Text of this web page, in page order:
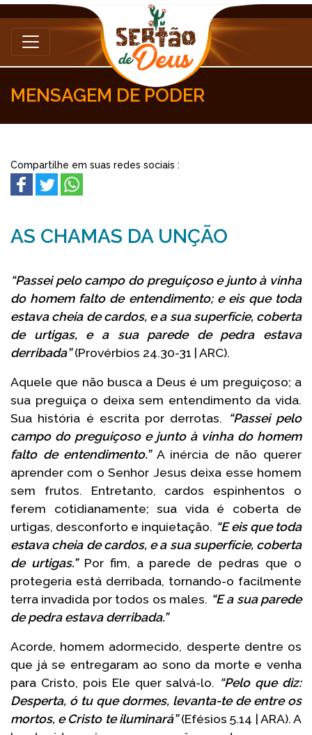
MENSAGEM DE PODER
Compartilhe em suas redes sociais :
AS CHAMAS DA UNÇÃO
“Passei pelo campo do preguiçoso e junto à vinha
do homem falto de entendimento; e eis que toda
estava cheia de cardos, e a sua superfície, coberta
de urtigas, e a sua parede de pedra estava
derribada”(Provérbios 24.30-31 | ARC).
Aquele que não busca a Deus é um preguiçoso; a
sua preguiça o deixa sem entendimento da vida.
Sua história é escrita por derrotas.
“Passei pelo
campo do preguiçoso e junto à vinha do homem
falto de entendimento.”A inércia de não querer
aprender com o Senhor Jesus deixa esse homem
sem frutos. Entretanto, cardos espinhentos o
ferem cotidianamente; sua vida é coberta de
urtigas, desconforto e inquietação. “E eis que toda
estava cheia de cardos, e a sua superfície, coberta
de urtigas.”Por fim, a parede de pedras que o
protegeria está derribada, tornando-o facilmente
terra invadida por todos os males. “E a sua parede
de pedra estava derribada.”
Acorde, homem adormecido, desperte dentre os
que já se entregaram ao sono da morte e venha
para Cristo, pois Ele quer salvá-lo. “Pelo que diz:
Desperta, ó tu que dormes, levanta-te de entre os
mortos, e Cristo te iluminará”(Efésios 5.14 | ARA). A